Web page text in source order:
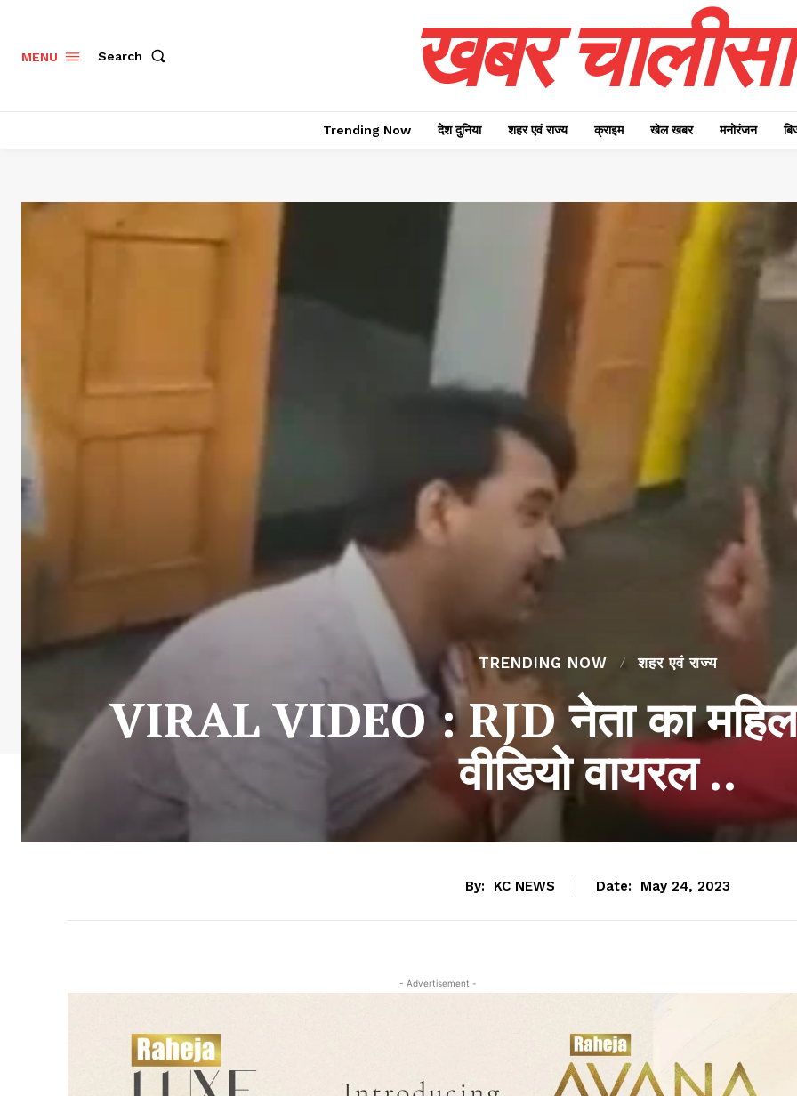
MENU Search खबर चालीसा
Trending Now देश दुनिया शहर एवं राज्य क्राइम खेल खबर मनोरंजन
TRENDING NOW शहर एवं राज्य
VIRAL VIDEO : RJD नेता का
वीडियो वायरल ..
By: KC NEWS Date: May 24, 2023
- Advertisement -